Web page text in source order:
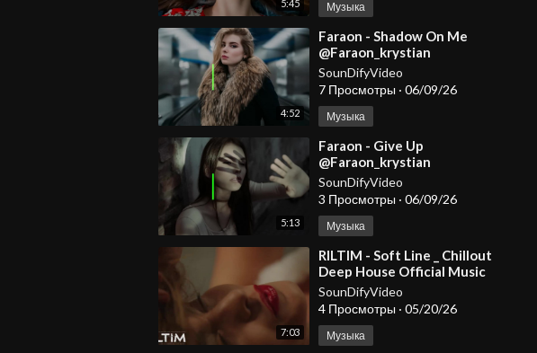
5:45 Музыка
4:52
⁣Faraon - Shadow On Me
@Faraon_krystian
SounDifyVideo
7 Просмотры · 06/09/26
Музыка
5:13
⁣Faraon - Give Up
@Faraon_krystian
SounDifyVideo
3 Просмотры · 06/09/26
Музыка
7:03
⁣RILTIM - Soft Line _ Chillout
Deep House Official Music
Video 4K
SounDifyVideo
4 Просмотры · 05/20/26
Музыка